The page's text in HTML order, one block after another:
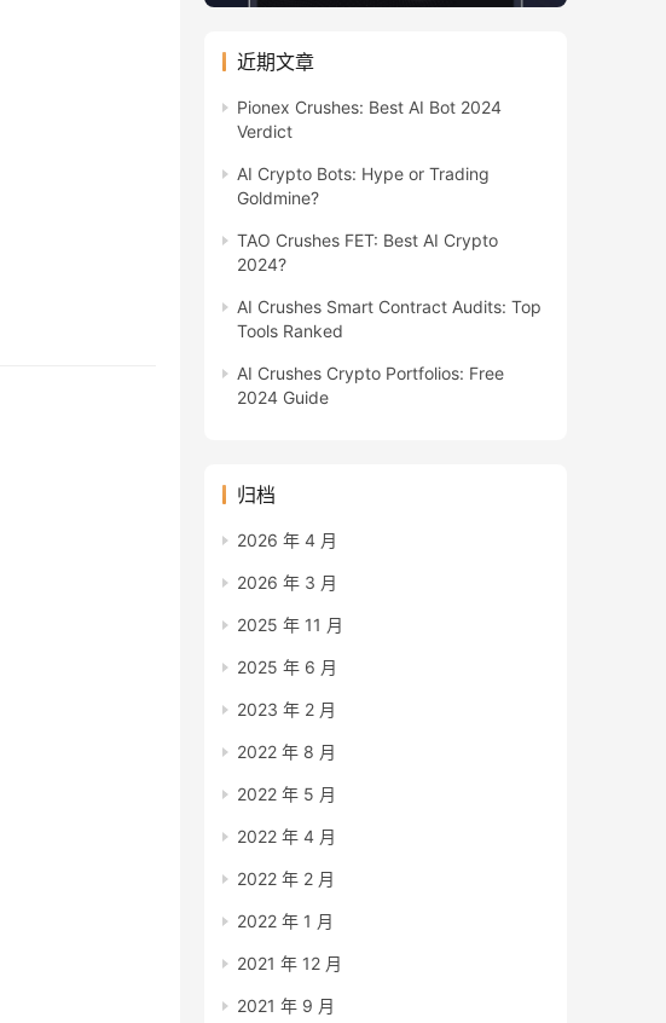
近期文章
Pionex Crushes: Best AI Bot 2024
Verdict
AI Crypto Bots: Hype or Trading
Goldmine?
TAO Crushes FET: Best AI Crypto
2024?
AI Crushes Smart Contract Audits: Top
Tools Ranked
AI Crushes Crypto Portfolios: Free
2024 Guide
归档
2026 年 4 月
2026 年 3 月
2025 年 11 月
2025 年 6 月
2023 年 2 月
2022 年 8 月
2022 年 5 月
2022 年 4 月
2022 年 2 月
2022 年 1 月
2021 年 12 月
2021 年 9 月